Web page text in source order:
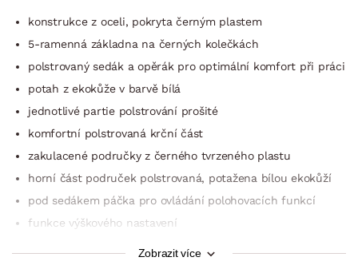
konstrukce z oceli, pokryta černým plastem
5-ramenná základna na černých kolečkách
polstrovaný sedák a opěrák pro optimální komfort při práci
potah z ekokůže v barvě bílá
jednotlivé partie polstrování prošité
komfortní polstrovaná krční část
zakulacené područky z černého tvrzeného plastu
horní část područek polstrovaná, potažena bílou ekokůží
pod sedákem páčka pro ovládání polohovacích funkcí
funkce výškového nastavení
Zobrazit více